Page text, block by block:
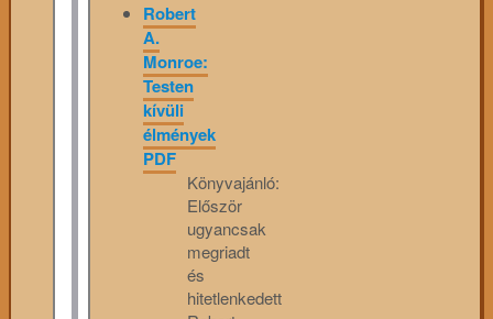
Robert
A.
Monroe:
Testen
kívüli
élmények
PDF
Könyvajánló:
Először
ugyancsak
megriadt
és
hitetlenkedett